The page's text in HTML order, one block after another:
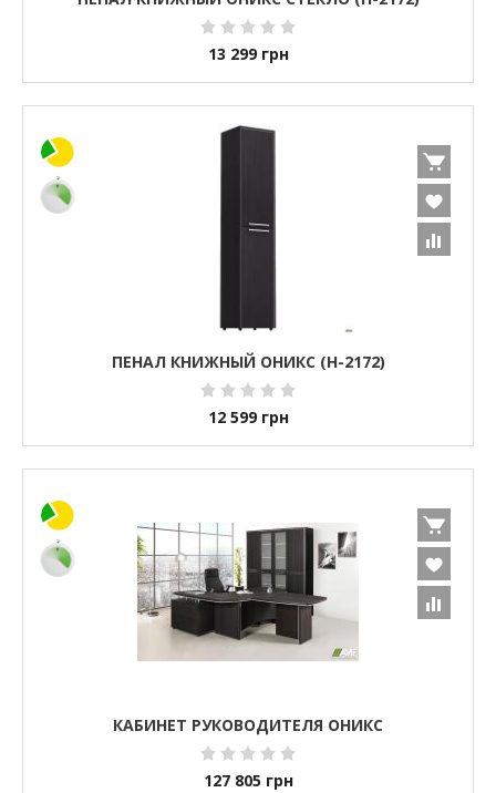
13 299 грн
ПЕНАЛ КНИЖНЫЙ ОНИКС (H-2172)
12 599 грн
КАБИНЕТ РУКОВОДИТЕЛЯ ОНИКС
127 805 грн